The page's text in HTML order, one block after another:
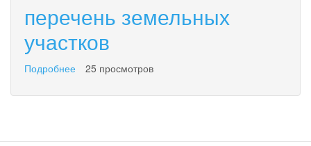
участков
перечень земельных
участков
Подробнее
земельных
25 просмотров